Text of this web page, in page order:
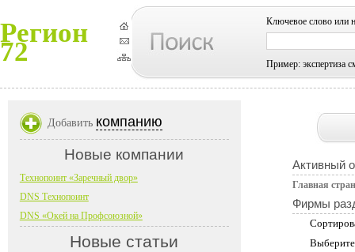
Регион
72
Ключевое слово или
Пример: экспертиза
Активный
Главная
Фирмы
Добавить компанию
Новые компании
Технопоинт «Заречный двор»
DNS Технопоинт
DNS «Окей на Профсоюзной»
Новые статьи